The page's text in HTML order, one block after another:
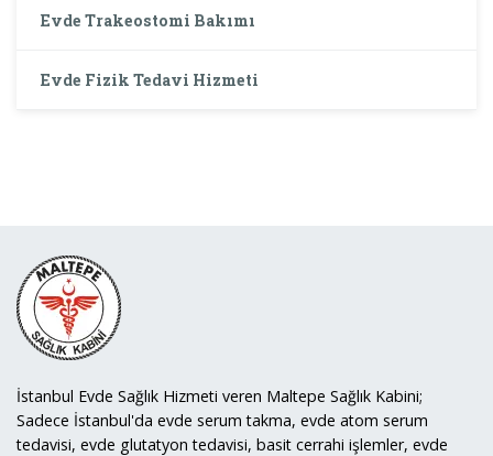
Evde Trakeostomi Bakımı
Evde Fizik Tedavi Hizmeti
İstanbul Evde Sağlık Hizmeti veren Maltepe Sağlık Kabini;
Sadece İstanbul'da evde serum takma, evde atom serum
tedavisi, evde glutatyon tedavisi, basit cerrahi işlemler, evde